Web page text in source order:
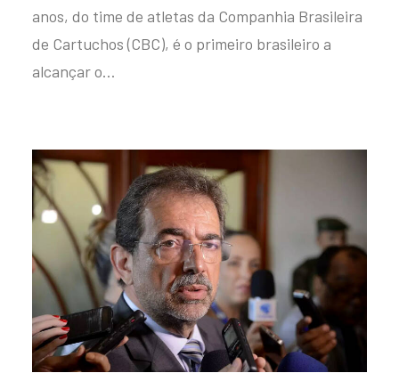
anos, do time de atletas da Companhia Brasileira
de Cartuchos (CBC), é o primeiro brasileiro a
alcançar o…